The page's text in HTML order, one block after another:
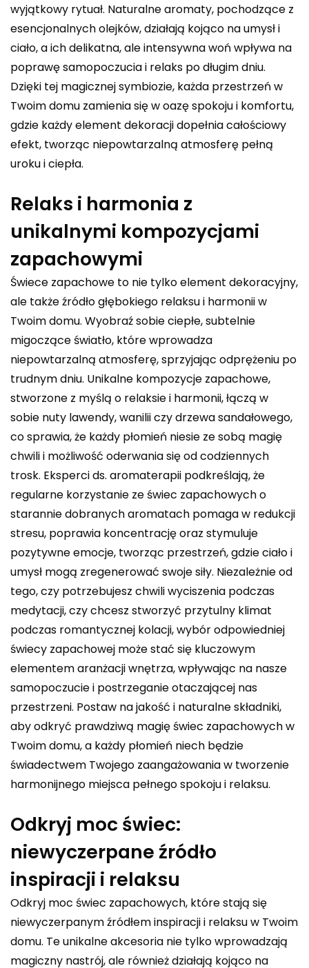
wyjątkowy rytuał. Naturalne aromaty, pochodzące z
esencjonalnych olejków, działają kojąco na umysł i
ciało, a ich delikatna, ale intensywna woń wpływa na
poprawę samopoczucia i relaks po długim dniu.
Dzięki tej magicznej symbiozie, każda przestrzeń w
Twoim domu zamienia się w oazę spokoju i komfortu,
gdzie każdy element dekoracji dopełnia całościowy
efekt, tworząc niepowtarzalną atmosferę pełną
uroku i ciepła.
Relaks i harmonia z
unikalnymi kompozycjami
zapachowymi
Świece zapachowe to nie tylko element dekoracyjny,
ale także źródło głębokiego relaksu i harmonii w
Twoim domu. Wyobraź sobie ciepłe, subtelnie
migoczące światło, które wprowadza
niepowtarzalną atmosferę, sprzyjając odprężeniu po
trudnym dniu. Unikalne kompozycje zapachowe,
stworzone z myślą o relaksie i harmonii, łączą w
sobie nuty lawendy, wanilii czy drzewa sandałowego,
co sprawia, że każdy płomień niesie ze sobą magię
chwili i możliwość oderwania się od codziennych
trosk. Eksperci ds. aromaterapii podkreślają, że
regularne korzystanie ze świec zapachowych o
starannie dobranych aromatach pomaga w redukcji
stresu, poprawia koncentrację oraz stymuluje
pozytywne emocje, tworząc przestrzeń, gdzie ciało i
umysł mogą zregenerować swoje siły. Niezależnie od
tego, czy potrzebujesz chwili wyciszenia podczas
medytacji, czy chcesz stworzyć przytulny klimat
podczas romantycznej kolacji, wybór odpowiedniej
świecy zapachowej może stać się kluczowym
elementem aranżacji wnętrza, wpływając na nasze
samopoczucie i postrzeganie otaczającej nas
przestrzeni. Postaw na jakość i naturalne składniki,
aby odkryć prawdziwą magię świec zapachowych w
Twoim domu, a każdy płomień niech będzie
świadectwem Twojego zaangażowania w tworzenie
harmonijnego miejsca pełnego spokoju i relaksu.
Odkryj moc świec:
niewyczerpane źródło
inspiracji i relaksu
Odkryj moc świec zapachowych, które stają się
niewyczerpanym źródłem inspiracji i relaksu w Twoim
domu. Te unikalne akcesoria nie tylko wprowadzają
magiczny nastrój, ale również działają kojąco na